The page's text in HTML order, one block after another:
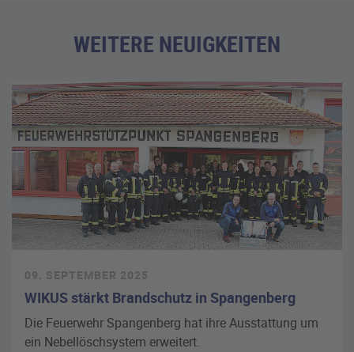
WEITERE NEUIGKEITEN
09. SEPTEMBER 2025
WIKUS stärkt Brandschutz in Spangenberg
Die Feuerwehr Spangenberg hat ihre Ausstattung um
ein Nebellöschsystem erweitert.